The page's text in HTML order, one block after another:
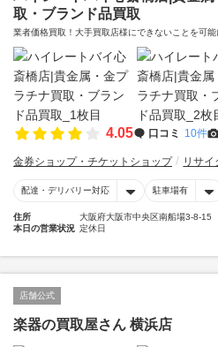
取・ブランド品買取
業者価格買取！大手買取店様にできないことを可能
4.05 口コミ 10件
金券ショップ・チケットショップ リサ
配達・デリバリー対応 駐車場有
住所
大阪府大阪市中央区南船場3-8-15
本日の営業状況 定休日
店舗公式
楽器の買取屋さん 横浜店